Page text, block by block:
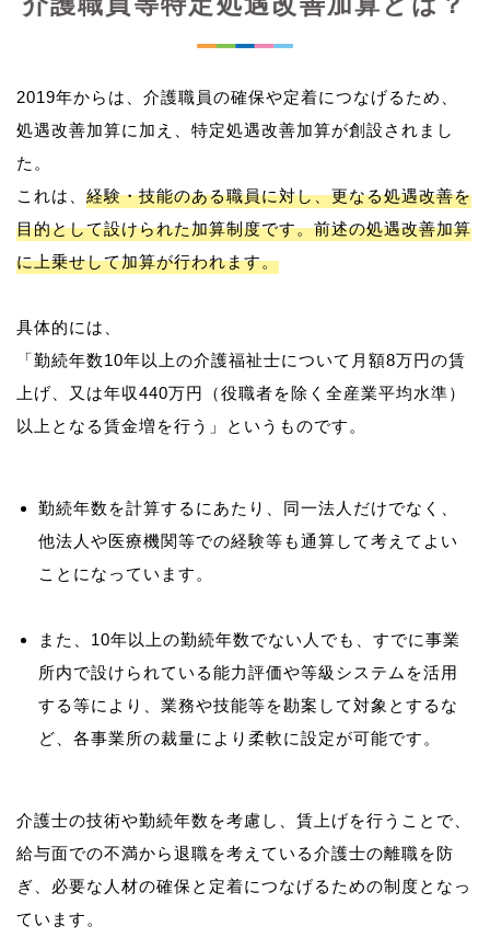
2019年からは、介護職員の確保や定着につなげるため、
処遇改善加算に加え、特定処遇改善加算が創設されまし
た。
これは、 経験・技能のある職員に対し、更なる処遇改善を
目的として設けられた加算制度です。前述の処遇改善加算
に上乗せして加算が行われます。
具体的には、
「勤続年数10年以上の介護福祉士について月額8万円の賃
上げ、又は年収440万円（役職者を除く全産業平均水準）
勤続年数を計算するにあたり、同一法人だけでなく、
他法人や医療機関等での経験等も通算して考えてよい
ことになっています。
また、10年以上の勤続年数でない人でも、すでに事業
所内で設けられている能力評価や等級システムを活用
する等により、業務や技能等を勘案して対象とするな
ど、各事業所の裁量により柔軟に設定が可能です。
介護士の技術や勤続年数を考慮し、賃上げを行うことで、
給与面での不満から退職を考えている介護士の離職を防
ぎ、必要な人材の確保と定着につなげるための制度となっ
ています。